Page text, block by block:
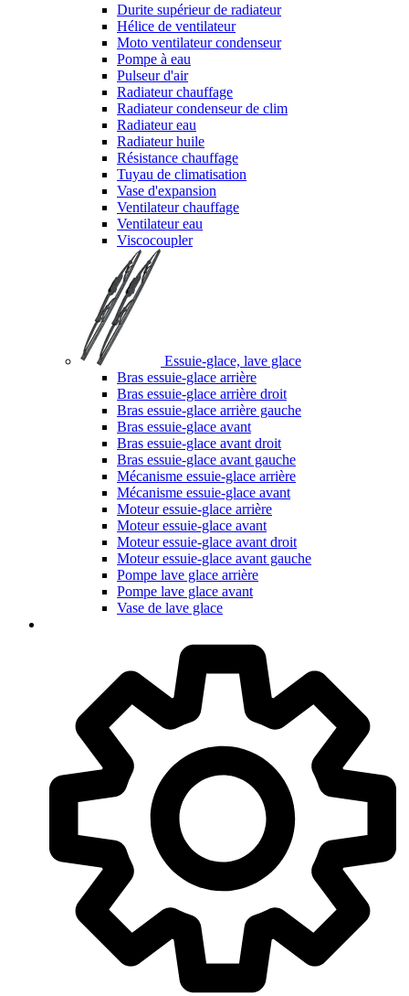
Durite supérieur de radiateur
Hélice de ventilateur
Moto ventilateur condenseur
Pompe à eau
Pulseur d'air
Radiateur chauffage
Radiateur condenseur de clim
Radiateur eau
Radiateur huile
Résistance chauffage
Tuyau de climatisation
Vase d'expansion
Ventilateur chauffage
Ventilateur eau
Viscocoupler
Essuie-glace, lave glace
Bras essuie-glace arrière
Bras essuie-glace arrière droit
Bras essuie-glace arrière gauche
Bras essuie-glace avant
Bras essuie-glace avant droit
Bras essuie-glace avant gauche
Mécanisme essuie-glace arrière
Mécanisme essuie-glace avant
Moteur essuie-glace arrière
Moteur essuie-glace avant
Moteur essuie-glace avant droit
Moteur essuie-glace avant gauche
Pompe lave glace arrière
Pompe lave glace avant
Vase de lave glace